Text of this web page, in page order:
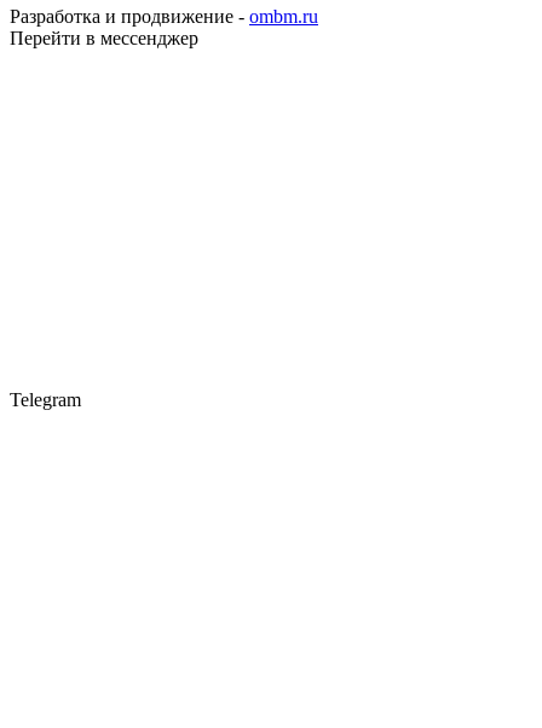
Разработка и продвижение - ombm.ru
Перейти в мессенджер
Telegram